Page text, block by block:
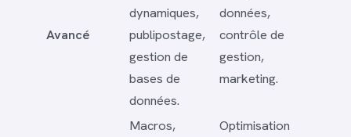
Avancé
dynamiques,
publipostage,
gestion de
bases de
données.
données,
contrôle de
gestion,
marketing.
Macros,
Optimisation